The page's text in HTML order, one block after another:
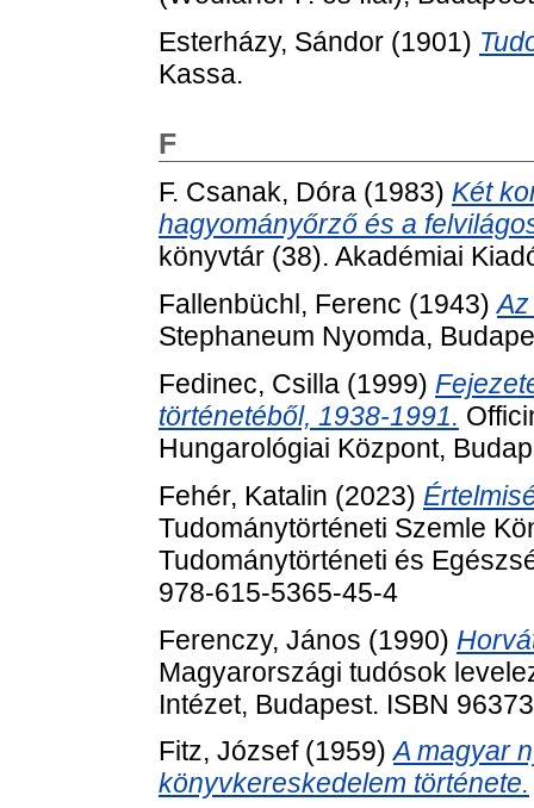
Esterházy, Sándor (1901)
Kassa.
F
F. Csanak, Dóra (1983) Két
hagyományőrző és a
könyvtár (38). Akadémiai
Fallenbüchl, Ferenc (1943)
Stephaneum Nyomda,
Fedinec, Csilla (1999)
történetéből, 1938-1991.
Hungarológiai Központ,
Fehér, Katalin (2023)
Tudománytörténeti Szemle
Tudománytörténeti és
978-615-5365-45-4
Ferenczy, János (1990)
Magyarországi tudósok
Intézet, Budapest. ISBN
Fitz, József(1959)A magyar
könyvkereskedelem története.